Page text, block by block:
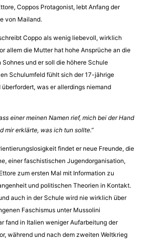
Coppos Protagonist, lebt Anfang der
von Mailand.
Coppo als wenig liebevoll, wirklich
allem die Mutter hat hohe Ansprüche an die
und er soll die höhere Schule
Schulumfeld fühlt sich der 17-jährige
was er allerdings niemand
einer meinen Namen rief, mich bei der Hand
mir erklärte, was ich tun sollte.”
findet er neue Freunde, die
einer faschistischen Jugendorganisation,
zum ersten Mal mit Information zu
und politischen Theorien in Kontakt.
auch in der Schule wird nie wirklich über
Faschismus unter Mussolini
fand in Italien weniger Aufarbeitung der
während und nach dem zweiten Weltkrieg